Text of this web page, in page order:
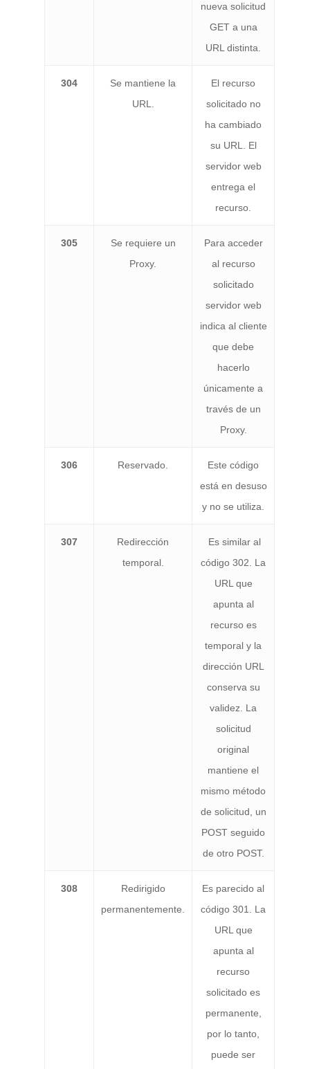
nueva solicitud
GET a una
URL distinta.
304
Se mantiene la
URL.
El recurso
solicitado no
ha cambiado
su URL. El
servidor web
entrega el
recurso.
305
Se requiere un
Proxy.
Para acceder
al recurso
solicitado
servidor web
indica al cliente
que debe
hacerlo
únicamente a
través de un
Proxy.
306 Reservado.
Este código
está en desuso
y no se utiliza.
307
Redirección
temporal.
Es similar al
código 302. La
URL que
apunta al
recurso es
temporal y la
dirección URL
conserva su
validez. La
solicitud
original
mantiene el
mismo método
de solicitud, un
POST seguido
de otro POST.
308
Redirigido
permanentemente.
Es parecido al
código 301. La
URL que
apunta al
recurso
solicitado es
permanente,
por lo tanto,
puede ser